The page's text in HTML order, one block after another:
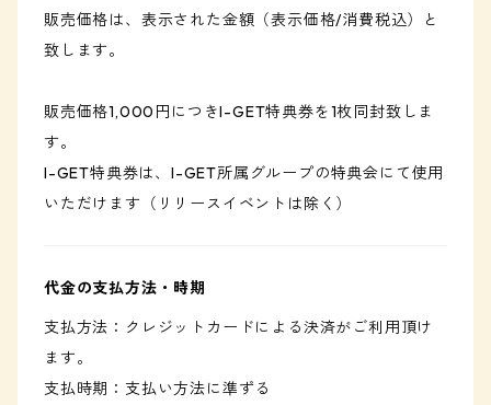
販売価格は、表示された金額（表示価格/消費税込）と
致します。
販売価格1,000円につきI-GET特典券を1枚同封致しま
す。
I-GET特典券は、I-GET所属グループの特典会にて使用
いただけます（リリースイベントは除く）
代金の支払方法・時期
支払方法：クレジットカードによる決済がご利用頂け
ます。
支払時期：支払い方法に準ずる